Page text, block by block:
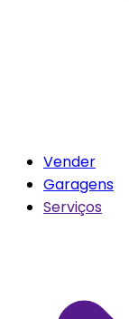
Vender
Garagens
Serviços